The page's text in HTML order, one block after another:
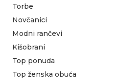
Torbe
Novčanici
Modni rančevi
Kišobrani
Top ponuda
Top ženska obuća